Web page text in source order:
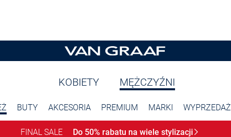
KOBIETY MĘŻCZYŹNI
BUTY AKCESORIA PREMIUM MARKI WYPRZEDAŻ
FINAL SALE Do 50% rabatu na wiele stylizacji